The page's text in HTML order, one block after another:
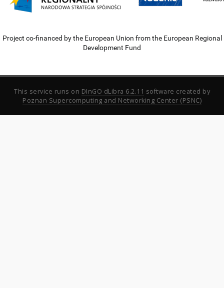
Project co-financed by the European Union from the European Regional
Development Fund
This service runs on DInGO dLibra 6.2.11 software created by
Poznan Supercomputing and Networking Center (PSNC)